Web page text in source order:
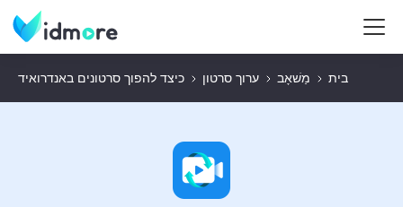
בית מַשׁאָב ערוך סרטון כיצד להפוך סרטונים באנדרואיד